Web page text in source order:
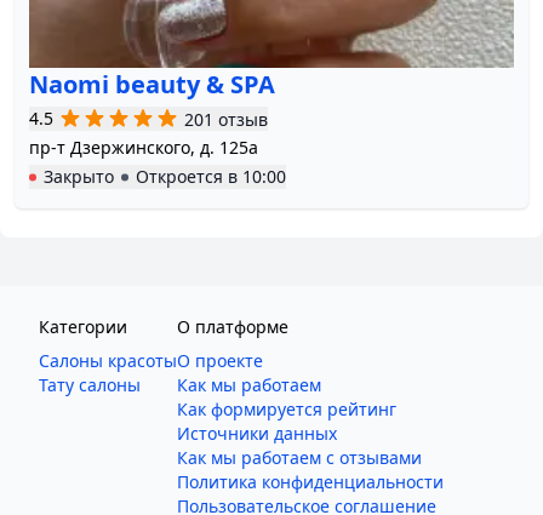
Naomi beauty & SPA
4.5
201 отзыв
пр-т Дзержинского, д. 125а
Закрыто
Откроется в 10:00
Категории
Салоны красоты
Тату салоны
О платформе
О проекте
Как мы работаем
Как формируется рейтинг
Источники данных
Как мы работаем с отзывами
Политика конфиденциальности
Пользовательское соглашение